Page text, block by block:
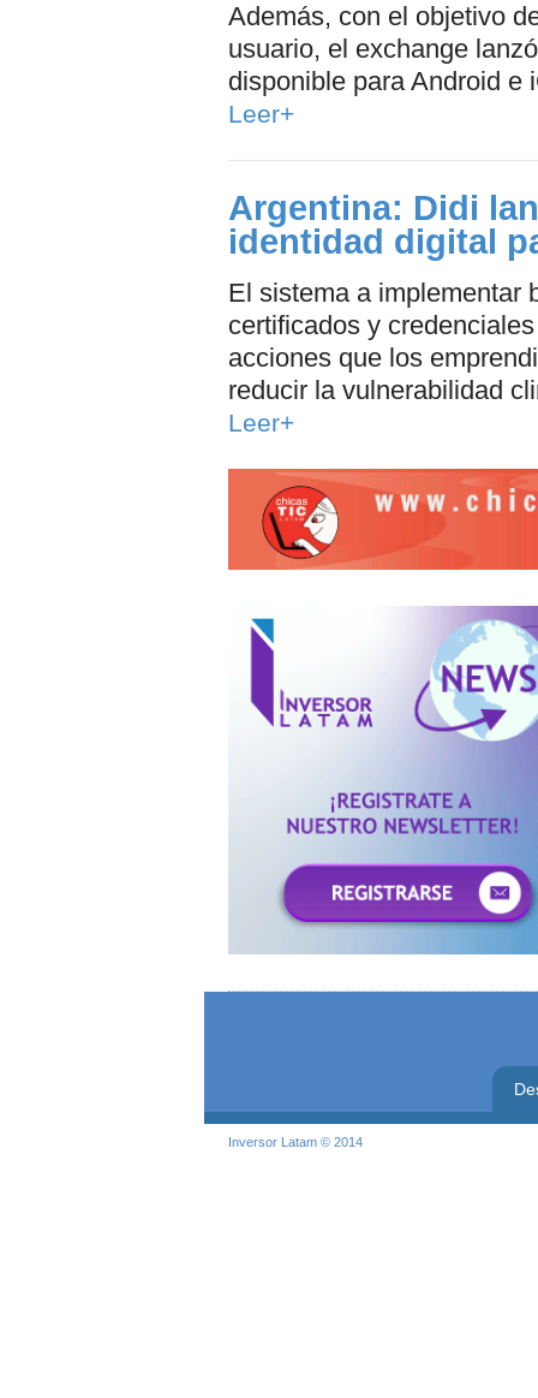
Además, con el objetivo
usuario, el exchange
disponible para Android e
Leer+
Argentina: Didi
identidad digital
El sistema a implementar
certificados y
acciones que los
reducir la vulnerabilidad
Leer+
Inversor Latam © 2014